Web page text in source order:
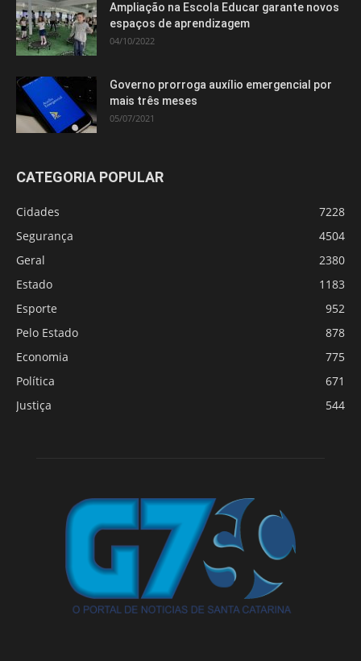
Ampliação na Escola Educar garante novos
espaços de aprendizagem
04/10/2022
Governo prorroga auxílio emergencial por
mais três meses
05/07/2021
CATEGORIA POPULAR
Cidades
7228
Segurança
4504
Geral
2380
Estado
1183
Esporte
952
Pelo Estado
878
Economia
775
Política
671
Justiça
544